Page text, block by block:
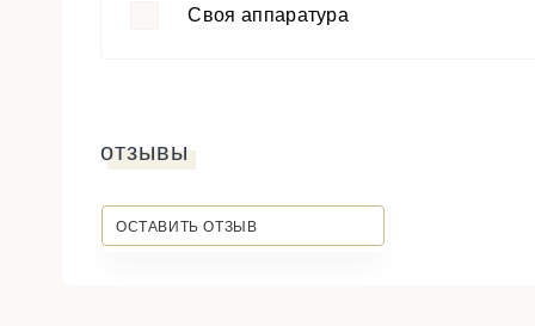
Своя аппаратура
отзывы
ОСТАВИТЬ ОТЗЫВ